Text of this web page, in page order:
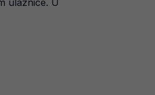
ulaznice. U